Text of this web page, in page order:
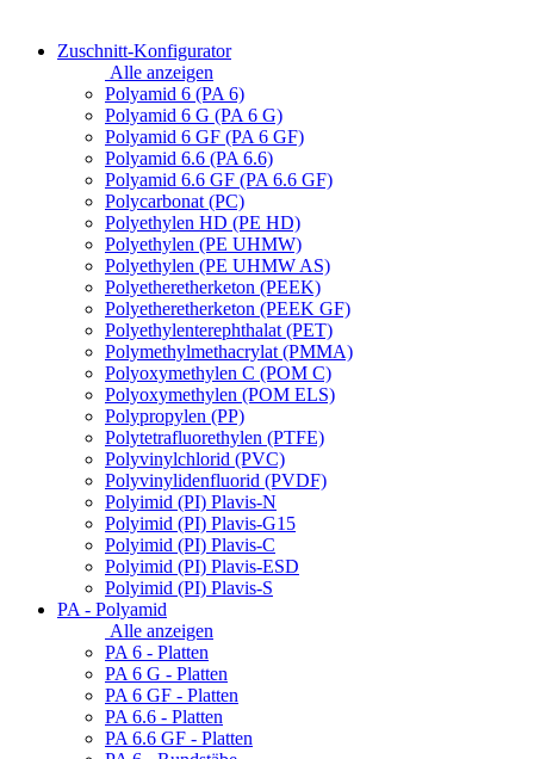
Zuschnitt-Konfigurator
Alle anzeigen
Polyamid 6 (PA 6)
Polyamid 6 G (PA 6 G)
Polyamid 6 GF (PA 6 GF)
Polyamid 6.6 (PA 6.6)
Polyamid 6.6 GF (PA 6.6 GF)
Polycarbonat (PC)
Polyethylen HD (PE HD)
Polyethylen (PE UHMW)
Polyethylen (PE UHMW AS)
Polyetheretherketon (PEEK)
Polyetheretherketon (PEEK GF)
Polyethylenterephthalat (PET)
Polymethylmethacrylat (PMMA)
Polyoxymethylen C (POM C)
Polyoxymethylen (POM ELS)
Polypropylen (PP)
Polytetrafluorethylen (PTFE)
Polyvinylchlorid (PVC)
Polyvinylidenfluorid (PVDF)
Polyimid (PI) Plavis-N
Polyimid (PI) Plavis-G15
Polyimid (PI) Plavis-C
Polyimid (PI) Plavis-ESD
Polyimid (PI) Plavis-S
PA - Polyamid
Alle anzeigen
PA 6 - Platten
PA 6 G - Platten
PA 6 GF - Platten
PA 6.6 - Platten
PA 6.6 GF - Platten